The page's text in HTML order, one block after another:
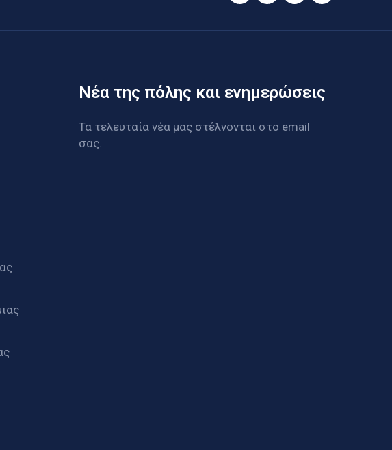
Νέα της πόλης και ενημερώσεις
Τα τελευταία νέα μας στέλνονται στο email
σας.